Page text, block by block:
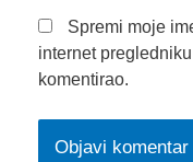
Spremi moje
internet
komentirao.